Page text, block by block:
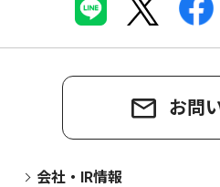
お問
会社・IR情報